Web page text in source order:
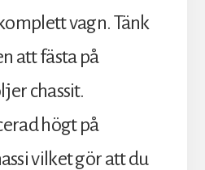
vagn. Tänk
att fästa på
chassit.
högt på
vilket gör att du